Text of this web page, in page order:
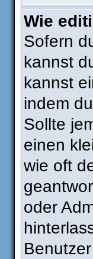
Wie
Sofern
kannst
kannst
indem
Sollte
einen
wie oft
oder